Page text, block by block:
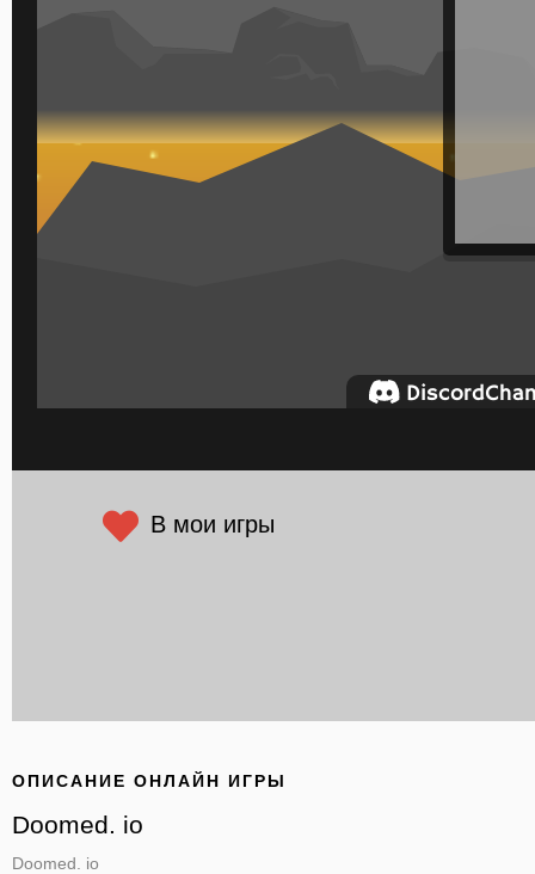
В мои игры
ОПИСАНИЕ ОНЛАЙН ИГРЫ
Doomed. io
Doomed. io